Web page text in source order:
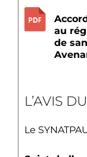
au
de
L’AVIS
Le